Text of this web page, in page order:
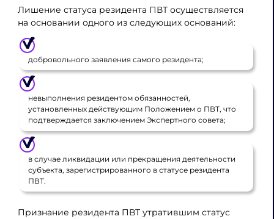
Лишение статуса резидента ПВТ осуществляется
на основании одного из следующих оснований:
добровольного заявления самого резидента;
невыполнения резидентом обязанностей,
установленных действующим Положением о ПВТ, что
подтверждается заключением Экспертного совета;
в случае ликвидации или прекращения деятельности
субъекта, зарегистрированного в статусе резидента
ПВТ.
Признание резидента ПВТ утратившим статус